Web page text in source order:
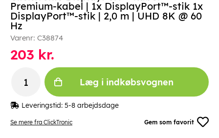
Se mere fra ClickTronic Gem som favorit
Premium-kabel | 1x DisplayPort™-stik 1x
DisplayPort™-stik | 2,0 m | UHD 8K @ 60
Hz
Varenr: C38874
203 kr.
Læg i indkøbsvognen
Leveringstid: 5-8 arbejdsdage